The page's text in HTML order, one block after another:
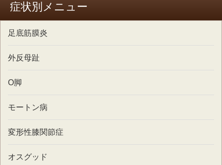
症状別メニュー
足底筋膜炎
外反母趾
O脚
モートン病
変形性膝関節症
オスグッド